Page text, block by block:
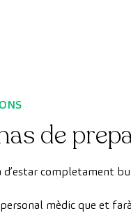
de
d’estar completament
mèdic que et